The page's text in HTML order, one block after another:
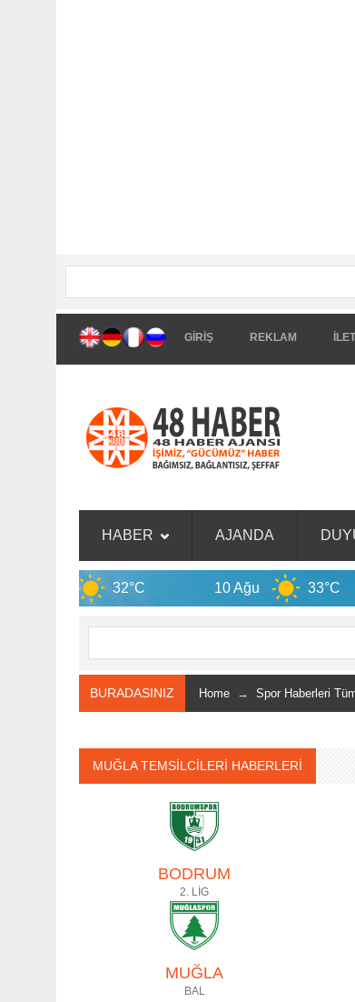
GİRİŞ REKLAM
HABER AJANDA
10 Ağu 33°C 11
BURADASINIZ Home → Spor Haberleri
MUĞLA TEMSİLCİLERİ HABERLERİ
BODRUM
2. LİG
MUĞLA
BAL